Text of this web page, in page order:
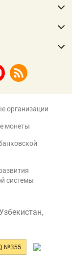
организации
монеты
системы